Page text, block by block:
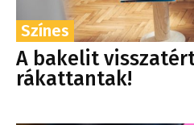
Színes
A bakelit
rákattantak!